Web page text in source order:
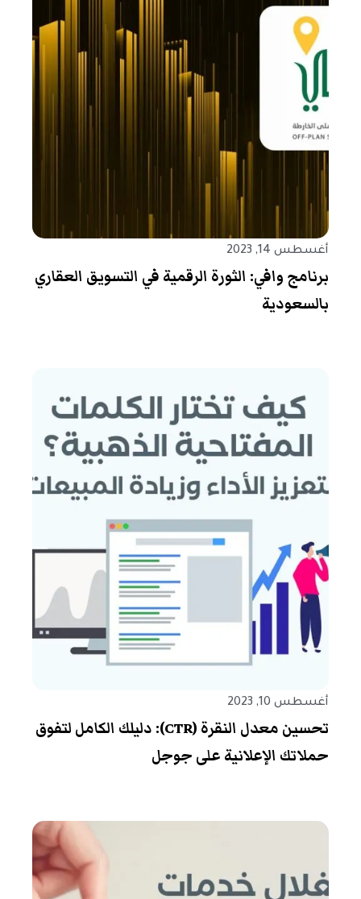
أغسطس 14, 2023
برنامج وافي: الثورة الرقمية في التسويق العقاري
بالسعودية
أغسطس 10, 2023
تحسين معدل النقرة (CTR): دليلك الكامل لتفوق
حملاتك الإعلانية على جوجل